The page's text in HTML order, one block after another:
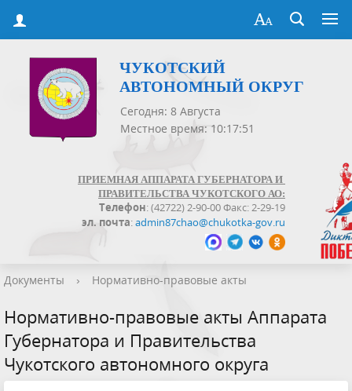
ЧУКОТСКИЙ
АВТОНОМНЫЙ ОКРУГ
Сегодня: 8 Августа
Местное время: 10:17:51
ПРИЕМНАЯ АППАРАТА ГУБЕРНАТОРА И
ПРАВИТЕЛЬСТВА ЧУКОТСКОГО АО:
Телефон: (42722) 2-90-00 Факс: 2-29-19
эл. почта:admin87chao@chukotka-gov.ru
Документы › Нормативно-правовые акты
Нормативно-правовые акты Аппарата
Губернатора и Правительства
Чукотского автономного округа